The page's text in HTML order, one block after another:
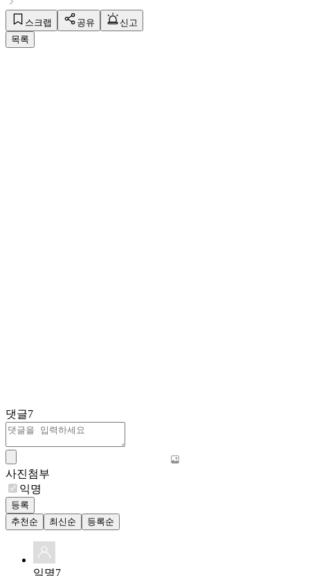
스크랩 공유
신고
목록
댓글7
사진첨부
익명
등록
추천순
최신순 등록순
익명7